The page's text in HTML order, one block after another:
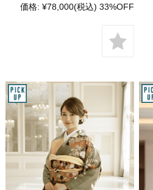
価格: ¥78,000(税込) 33%OFF